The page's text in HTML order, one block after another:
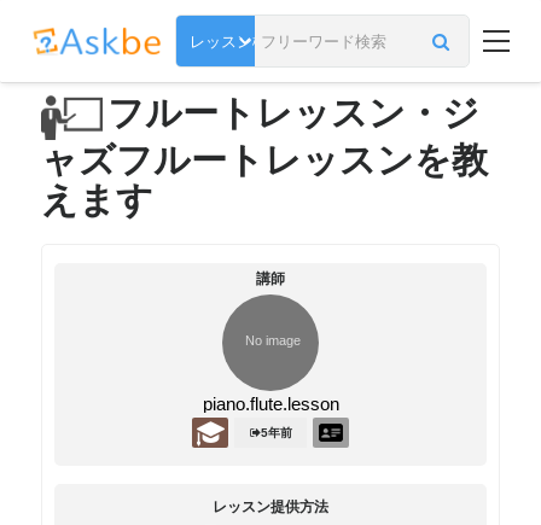
フルートレッスン・ジ
ャズフルートレッスンを教
えます
講師
piano.flute.lesson
5年前
レッスン提供方法